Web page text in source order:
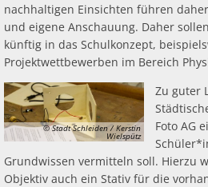
nachhaltigen Einsichten führen
und eigene Anschauung. Daher
künftig in das Schulkonzept,
Projektwettbewerben im Bereich
© Stadt Schleiden / Kerstin
Wielspütz
Zu guter
Foto AG
Grundwissen vermitteln soll. Hierzu
Objektiv auch ein Stativ für die